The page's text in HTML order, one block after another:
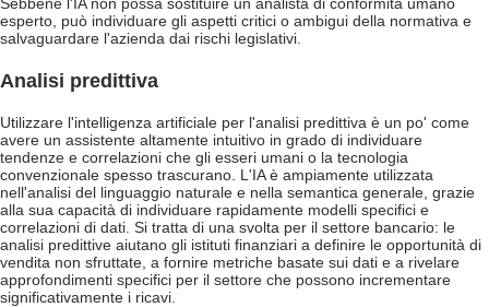
esperto, può individuare gli aspetti critici o ambigui della normativa e
salvaguardare l'azienda dai rischi legislativi.
Analisi predittiva
Utilizzare l'intelligenza artificiale per l'analisi predittiva è un po' come
avere un assistente altamente intuitivo in grado di individuare
tendenze e correlazioni che gli esseri umani o la tecnologia
convenzionale spesso trascurano. L'IA è ampiamente utilizzata
nell'analisi del linguaggio naturale e nella semantica generale, grazie
alla sua capacità di individuare rapidamente modelli specifici e
correlazioni di dati. Si tratta di una svolta per il settore bancario: le
analisi predittive aiutano gli istituti finanziari a definire le opportunità di
vendita non sfruttate, a fornire metriche basate sui dati e a rivelare
approfondimenti specifici per il settore che possono incrementare
significativamente i ricavi.